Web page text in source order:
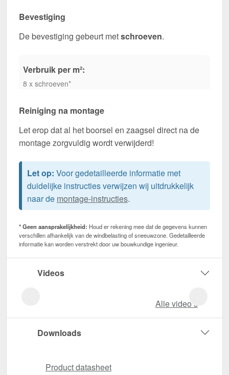
Bevestiging
De bevestiging gebeurt metschroeven.
Verbruik per m²:
8 x schroeven*
Reiniging na montage
Let erop dat al het boorsel en zaagsel direct na de
montage zorgvuldig wordt verwijderd!
Let op: Voor gedetailleerde informatie met
duidelijke instructies verwijzen wij uitdrukkelijk
naar de montage-instructies.
* Geen aansprakelijkheid: Houd er rekening mee dat de gegevens kunnen
verschillen afhankelijk van de windbelasting of sneeuwzone. Gedetailleerde
informatie kan worden verstrekt door uw bouwkundige ingenieur.
Videos
Alle video‘s
Downloads
Product datasheet